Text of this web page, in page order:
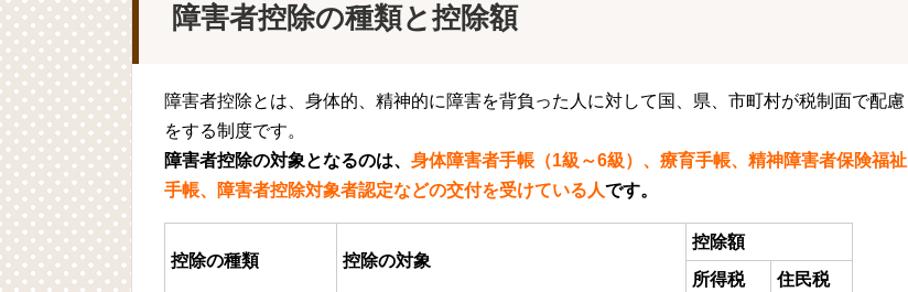
障害者控除の種類と控除額
障害者控除とは、身体的、精神的に障害を背負った人に対して国、県、市町村が税制面で配慮
をする制度です。
障害者控除の対象となるのは、 身体障害者手帳（1級～6級）、療育手帳、精神障害者保険福祉
手帳、障害者控除対象者認定などの交付を受けている人です。
控除の種類 控除の対象
控除額
所得税
住民税